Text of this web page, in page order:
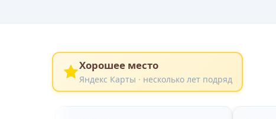
Хорошее место
Яндекс Карты · несколько лет подряд